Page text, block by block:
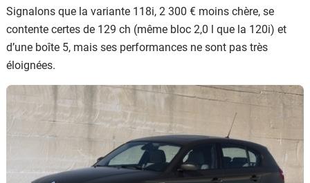
Signalons que la variante 118i, 2 300 € moins chère, se
contente certes de 129 ch (même bloc 2,0 l que la 120i) et
d’une boîte 5, mais ses performances ne sont pas très
éloignées.